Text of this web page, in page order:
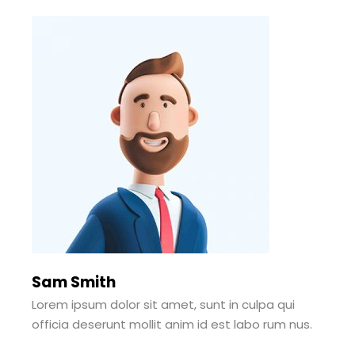
Sam Smith
Lorem ipsum dolor sit amet, sunt in culpa qui
officia deserunt mollit anim id est labo rum nus.